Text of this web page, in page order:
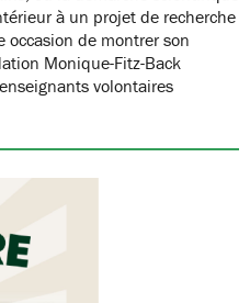
à un projet de recherche
occasion de montrer son
Monique-Fitz-Back
volontaires